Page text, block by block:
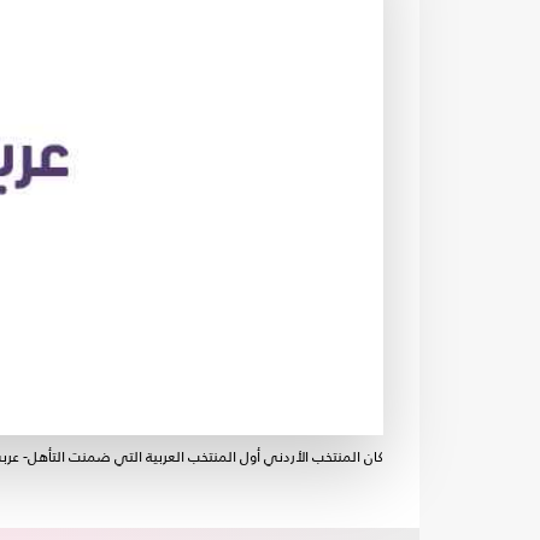
كان المنتخب الأردني أول المنتخب العربية التي ضمنت التأهل-